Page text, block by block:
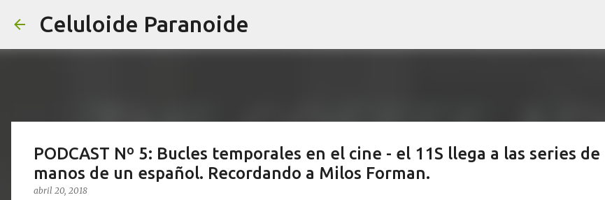
Celuloide Paranoide
PODCAST Nº 5: Bucles temporales en el cine - el 11S llega a las series de
manos de un español. Recordando a Milos Forman.
abril 20, 2018